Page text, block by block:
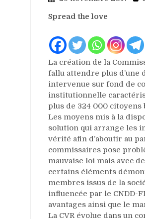
Spread the love
La création de la
fallu attendre plus d’une
intervenue sur fond de
institutionnelle
plus de 324 000 citoyens
Les moyens mis à la
solution qui arrange les
vérité afin d’aboutir au
commissaires pose
mauvaise loi mais avec
certains éléments
membres issus de la
influencée par le CNDD-
avantages ainsi que le
La CVR évolue dans un